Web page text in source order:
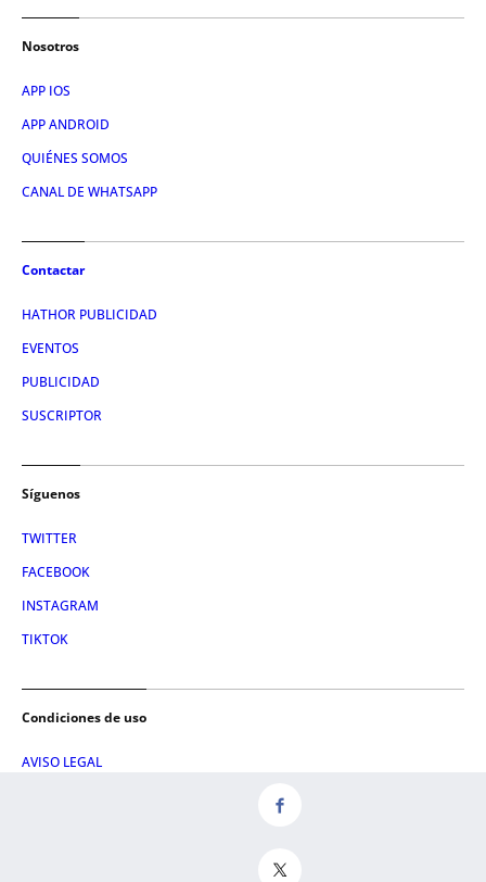
Nosotros
APP IOS
APP ANDROID
QUIÉNES SOMOS
CANAL DE WHATSAPP
Contactar
HATHOR PUBLICIDAD
EVENTOS
PUBLICIDAD
SUSCRIPTOR
Síguenos
TWITTER
FACEBOOK
INSTAGRAM
TIKTOK
Condiciones de uso
AVISO LEGAL